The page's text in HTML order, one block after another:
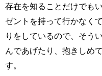
存在を知ることだけでも
ゼントを持って行かなく
りをしているので、そう
んであげたり、抱きしめ
す。